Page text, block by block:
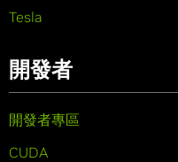
Tesla
開發者
開發者專區
CUDA